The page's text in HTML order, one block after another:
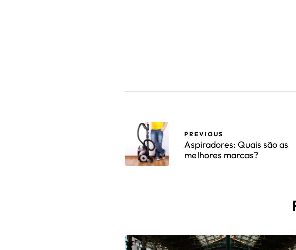
PREVIOUS
Aspiradores: Quais são as
melhores marcas?